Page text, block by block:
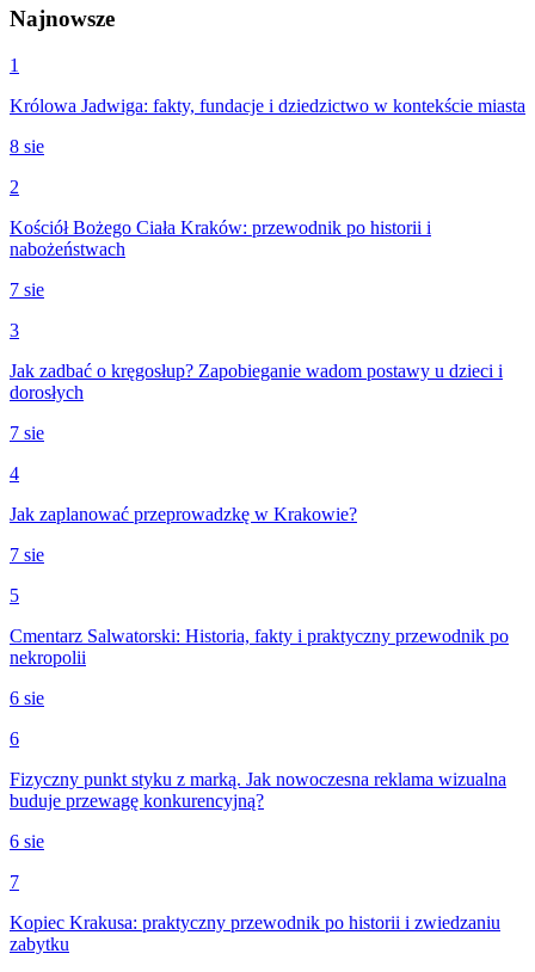
Najnowsze
1
Królowa Jadwiga: fakty, fundacje i dziedzictwo w kontekście miasta
8 sie
2
Kościół Bożego Ciała Kraków: przewodnik po historii i
nabożeństwach
7 sie
3
Jak zadbać o kręgosłup? Zapobieganie wadom postawy u dzieci i
dorosłych
7 sie
4
Jak zaplanować przeprowadzkę w Krakowie?
7 sie
5
Cmentarz Salwatorski: Historia, fakty i praktyczny przewodnik po
nekropolii
6 sie
6
Fizyczny punkt styku z marką. Jak nowoczesna reklama wizualna
buduje przewagę konkurencyjną?
6 sie
7
Kopiec Krakusa: praktyczny przewodnik po historii i zwiedzaniu
zabytku